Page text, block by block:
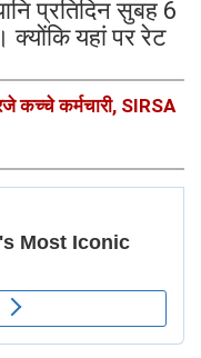
प्रतिदिन सुबह 6
यहां पर रेट
कच्चे कर्मचारी, SIRSA